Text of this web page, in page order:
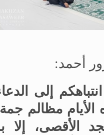
أحمد:
إلى
الأيام مظالم
الأقصى،